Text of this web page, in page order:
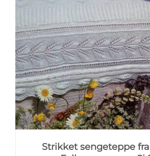
Strikket sengeteppe